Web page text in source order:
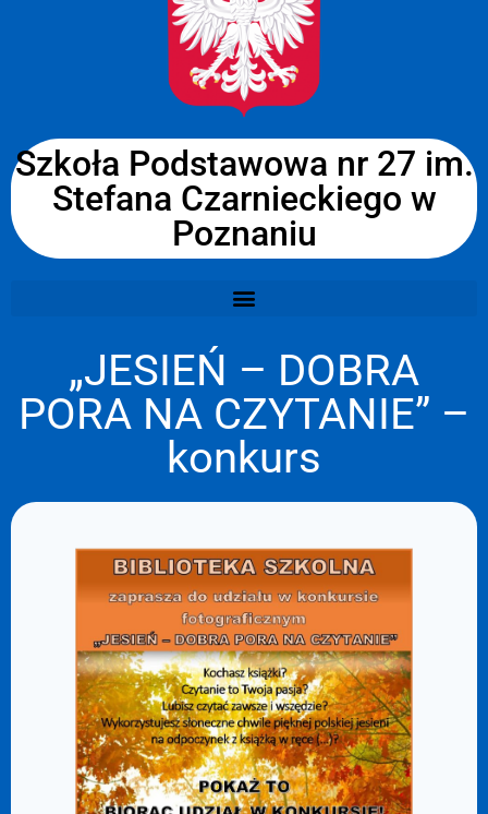
Szkoła Podstawowa nr 27 im.
Stefana Czarnieckiego w
Poznaniu
„JESIEŃ – DOBRA
PORA NA CZYTANIE” –
konkurs